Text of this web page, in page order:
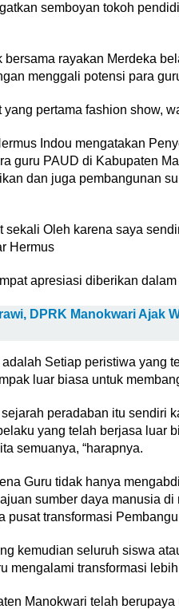
semboyan tokoh
bersama rayakan Merdeka
menggali potensi para
pertama fashion show,
Indou mengatakan
guru PAUD di Kabupaten
dan juga pembangunan
sekali Oleh karena saya
Hermus
apresiasi diberikan
DPRK Manokwari Ajak
Setiap peristiwa yang
luar biasa untuk
peradaban itu sendiri
yang telah berjasa luar
semuanya, “harapnya.
Guru tidak hanya
sumber daya manusia
pusat transformasi
kemudian seluruh siswa
mengalami transformasi
Manokwari telah